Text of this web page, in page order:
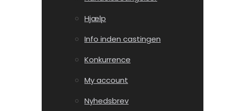
Hjælp
Info inden castingen
Konkurrence
My account
Nyhedsbrev